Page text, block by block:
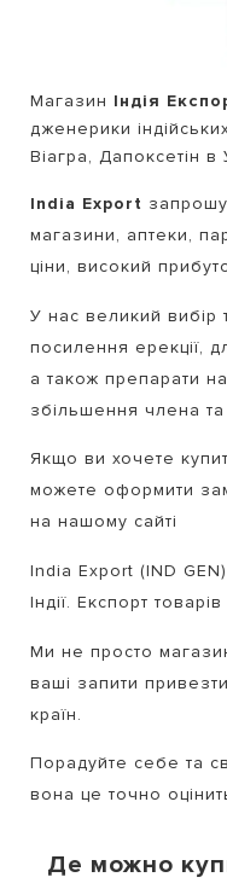
Магазин Індія
дженерики
Віагра, Дапоксетін в
India Export
магазини, аптеки,
ціни, високий
У нас великий вибір
посилення ерекції,
а також препарати
збільшення члена
Якщо ви хочете
можете оформити
на нашому сайті
India Export (IND
Індії. Експорт
Ми не просто
ваші запити
країн.
Порадуйте себе та
вона це точно
Де можно